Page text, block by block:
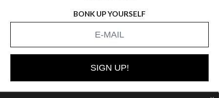
BONK UP YOURSELF
SIGN UP!